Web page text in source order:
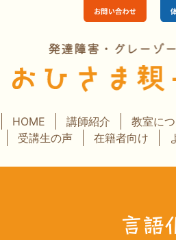
HOME 講師紹介 教室に
受講生の声
在籍者向け
言語